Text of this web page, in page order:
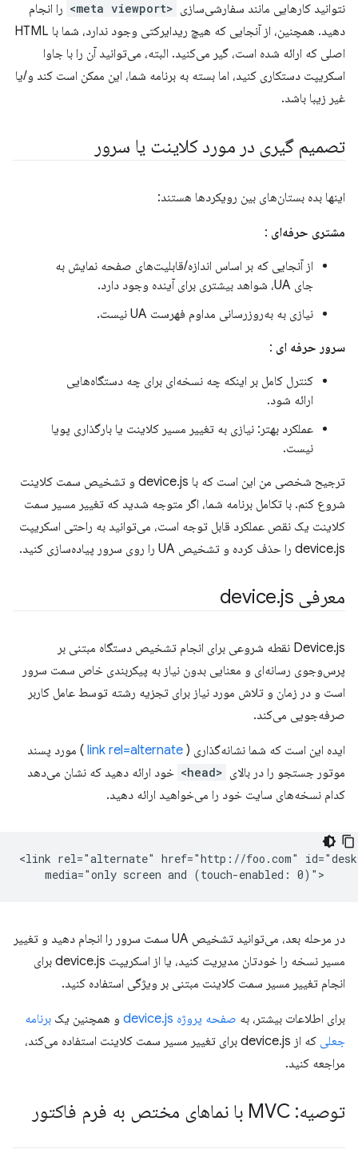
نتوانید کارهایی مانند سفارشی‌سازی <meta viewport>
را انجام
دهید. همچنین، از آنجایی که هیچ ریدایرکتی وجود ندارد، شما با HTML
اصلی که ارائه شده است، گیر می‌کنید. البته، می‌توانید آن را با جاوا
اسکریپت دستکاری کنید، اما بسته به برنامه شما، این ممکن است کند و/یا
غیر زیبا باشد.
تصمیم گیری در مورد کلاینت یا سرور
اینها بده بستان‌های بین رویکردها هستند:
مشتری حرفه‌ای :
از آنجایی که بر اساس اندازه/قابلیت‌های صفحه نمایش به
جای UA، شواهد بیشتری برای آینده وجود دارد.
نیازی به به‌روزرسانی مداوم فهرست UA نیست.
سرور حرفه ای :
کنترل کامل بر اینکه چه نسخه‌ای برای چه دستگاه‌هایی
ارائه شود.
عملکرد بهتر: نیازی به تغییر مسیر کلاینت یا بارگذاری پویا
نیست.
ترجیح شخصی من این است که با device.js و تشخیص سمت کلاینت
شروع کنم. با تکامل برنامه شما، اگر متوجه شدید که تغییر مسیر سمت
کلاینت یک نقص عملکرد قابل توجه است، می‌توانید به راحتی اسکریپت
device.js را حذف کرده و تشخیص UA را روی سرور پیاده‌سازی کنید.
معرفی device .js
Device.js نقطه شروعی برای انجام تشخیص دستگاه مبتنی بر
پرس‌وجوی رسانه‌ای و معنایی بدون نیاز به پیکربندی خاص سمت سرور
است و در زمان و تلاش مورد نیاز برای تجزیه رشته توسط عامل کاربر
صرفه‌جویی می‌کند.
ایده این است که شما نشانه‌گذاری ( link rel=alternate ) مورد پسند
موتور جستجو را در بالای <head>
خود ارائه دهید که نشان می‌دهد
کدام نسخه‌های سایت خود را می‌خواهید ارائه دهید.
<link rel="alternate" href="http://foo.com"
در مرحله بعد، می‌توانید تشخیص UA سمت سرور را انجام دهید و تغییر
مسیر نسخه را خودتان مدیریت کنید، یا از اسکریپت device.js برای
انجام تغییر مسیر سمت کلاینت مبتنی بر ویژگی استفاده کنید.
برای اطلاعات بیشتر، به صفحه پروژه device.js و همچنین یک برنامه
جعلی
که از device.js برای تغییر مسیر سمت کلاینت استفاده می‌کند،
مراجعه کنید.
توصیه: MVC با نماهای مختص به فرم فاکتور